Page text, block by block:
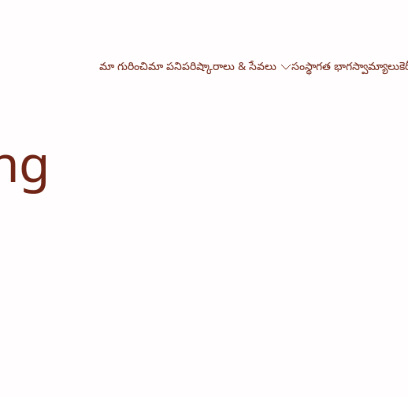
మా గురించిమా పనిపరిష్కారాలు & సేవలు సంస్థాగత భాగస్వామ్యాలు